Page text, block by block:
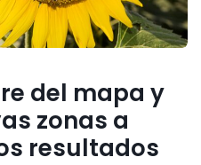
del mapa y
zonas a
resultados